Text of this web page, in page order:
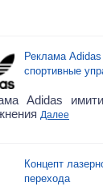
Реклама
спортивные
Adidas
Далее
Концепт
перехода